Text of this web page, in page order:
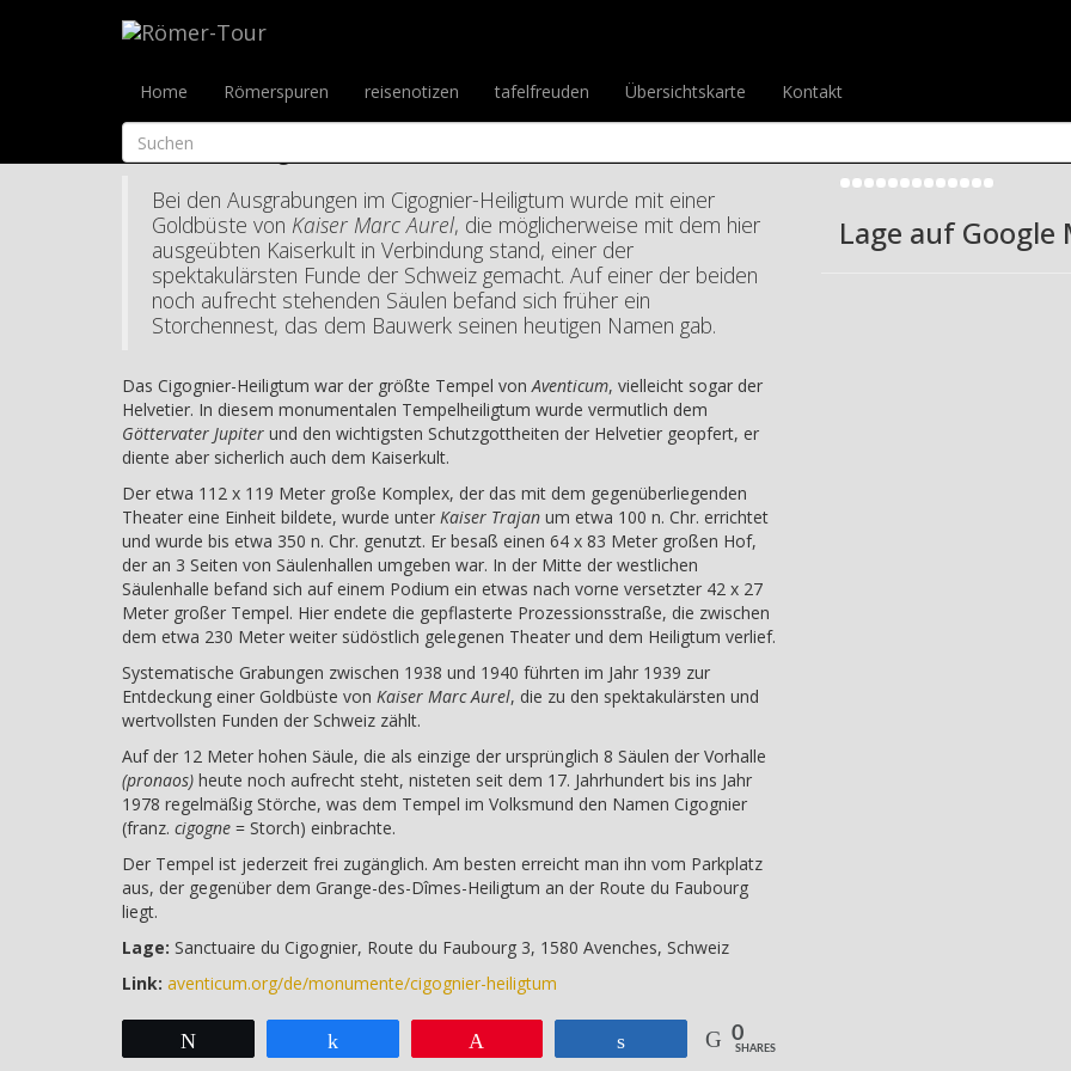
Home Römerspuren reisenotizen tafelfreuden Übersichtskarte Kontakt
Cigognier-Heiligtum
Römische Provinz: Germania Superior
Das muss man gesehen haben!
Bei den Ausgrabungen im Cigognier-Heiligtum wurde mit einer
Goldbüste von Kaiser Marc Aurel, die möglicherweise mit dem hier
ausgeübten Kaiserkult in Verbindung stand, einer der
spektakulärsten Funde der Schweiz gemacht. Auf einer der beiden
noch aufrecht stehenden Säulen befand sich früher ein
Storchennest, das dem Bauwerk seinen heutigen Namen gab.
Das Cigognier-Heiligtum war der größte Tempel vonAventicum, vielleicht sogar der
Helvetier. In diesem monumentalen Tempelheiligtum wurde vermutlich dem
Göttervater Jupiter und den wichtigsten Schutzgottheiten der Helvetier geopfert, er
diente aber sicherlich auch dem Kaiserkult.
Der etwa 112 x 119 Meter große Komplex, der das mit dem gegenüberliegenden
Theater eine Einheit bildete, wurde unter Kaiser Trajan um etwa 100 n. Chr. errichtet
und wurde bis etwa 350 n. Chr. genutzt. Er besaß einen 64 x 83 Meter großen Hof,
der an 3 Seiten von Säulenhallen umgeben war. In der Mitte der westlichen
Säulenhalle befand sich auf einem Podium ein etwas nach vorne versetzter 42 x 27
Meter großer Tempel. Hier endete die gepflasterte Prozessionsstraße, die zwischen
dem etwa 230 Meter weiter südöstlich gelegenen Theater und dem Heiligtum verlief.
Systematische Grabungen zwischen 1938 und 1940 führten im Jahr 1939 zur
Entdeckung einer Goldbüste von Kaiser Marc Aurel, die zu den spektakulärsten und
wertvollsten Funden der Schweiz zählt.
Auf der 12 Meter hohen Säule, die als einzige der ursprünglich 8 Säulen der Vorhalle
(pronaos) heute noch aufrecht steht, nisteten seit dem 17. Jahrhundert bis ins Jahr
1978 regelmäßig Störche, was dem Tempel im Volksmund den Namen Cigognier
(franz. cigogne = Storch) einbrachte.
Der Tempel ist jederzeit frei zugänglich. Am besten erreicht man ihn vom Parkplatz
aus, der gegenüber dem Grange-des-Dîmes-Heiligtum an der Route du Faubourg
liegt.
Lage: Sanctuaire du Cigognier, Route du Faubourg 3, 1580 Avenches, Schweiz
Link: aventicum.org/de/monumente/cigognier-heiligtum
0
SHARES
Drucke diesen
Lage auf Google